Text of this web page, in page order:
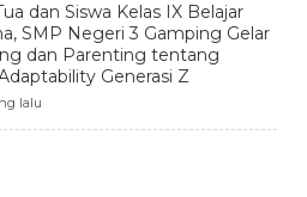
dan Siswa Kelas IX Belajar
SMP Negeri 3 Gamping Gelar
dan Parenting tentang
Generasi Z
lalu